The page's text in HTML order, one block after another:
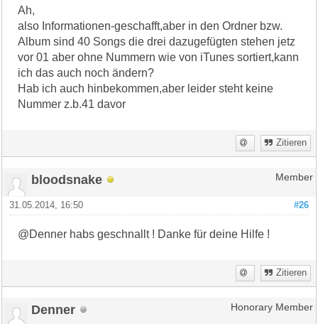
Ah,
also Informationen-geschafft,aber in den Ordner bzw.
Album sind 40 Songs die drei dazugefügten stehen jetz
vor 01 aber ohne Nummern wie von iTunes sortiert,kann
ich das auch noch ändern?
Hab ich auch hinbekommen,aber leider steht keine
Nummer z.b.41 davor
Zitieren
bloodsnake Member
#26
31.05.2014, 16:50
@Denner habs geschnallt ! Danke für deine Hilfe !
Zitieren
Denner Honorary Member